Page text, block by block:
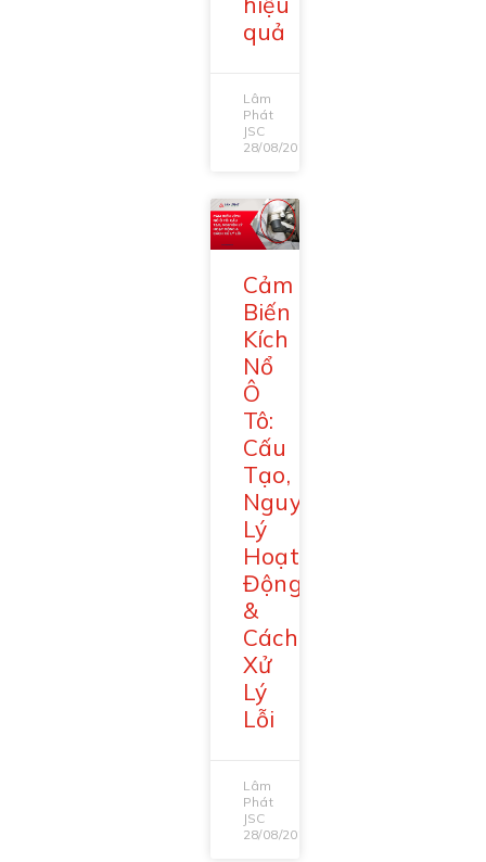
quả
Lâm
Phát
JSC
28/08/2025
Cảm
Biến
Kích
Nổ
Ô
Tô:
Cấu
Tạo,
Nguyên
Lý
Hoạt
Động
&
Cách
Xử
Lý
Lỗi
Lâm
Phát
JSC
28/08/2025